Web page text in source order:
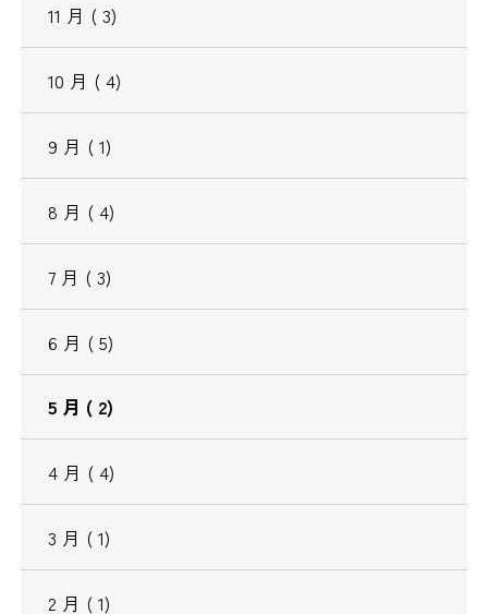
11 月 ( 3)
10 月 ( 4)
9 月 ( 1)
8 月 ( 4)
7 月 ( 3)
6 月 ( 5)
5 月 ( 2)
4 月 ( 4)
3 月 ( 1)
2 月 ( 1)